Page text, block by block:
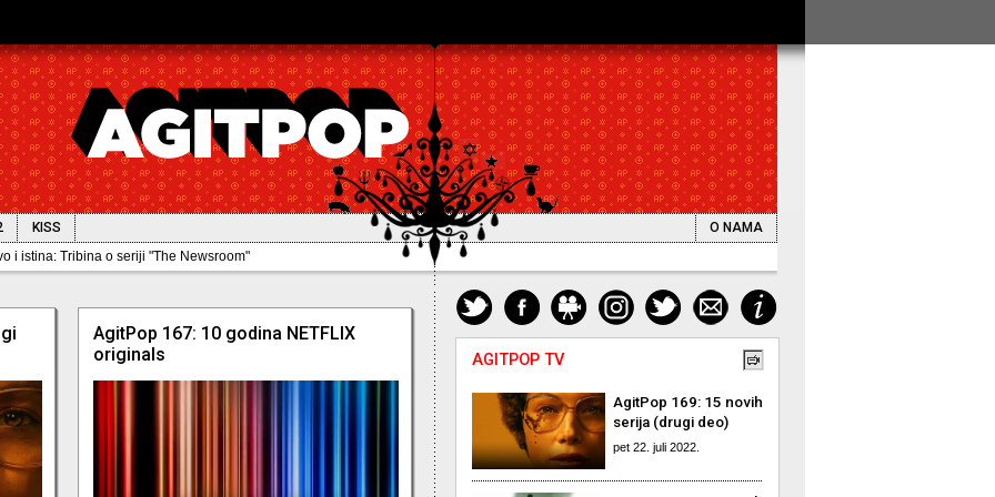
KISS O NAMA
AgitPop 167: 10 godina NETFLIX
originals
AGITPOP TV
AgitPop 169: 15 novih
serija (drugi deo)
pet 22. juli 2022.